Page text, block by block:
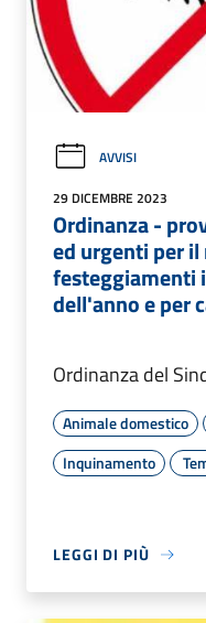
AVVISI
29 DICEMBRE 2023
Ordinanza -
ed urgenti per
festeggiamenti
dell'anno e per
Ordinanza del
Animale domestico
Inquinamento
LEGGI DI PIÙ